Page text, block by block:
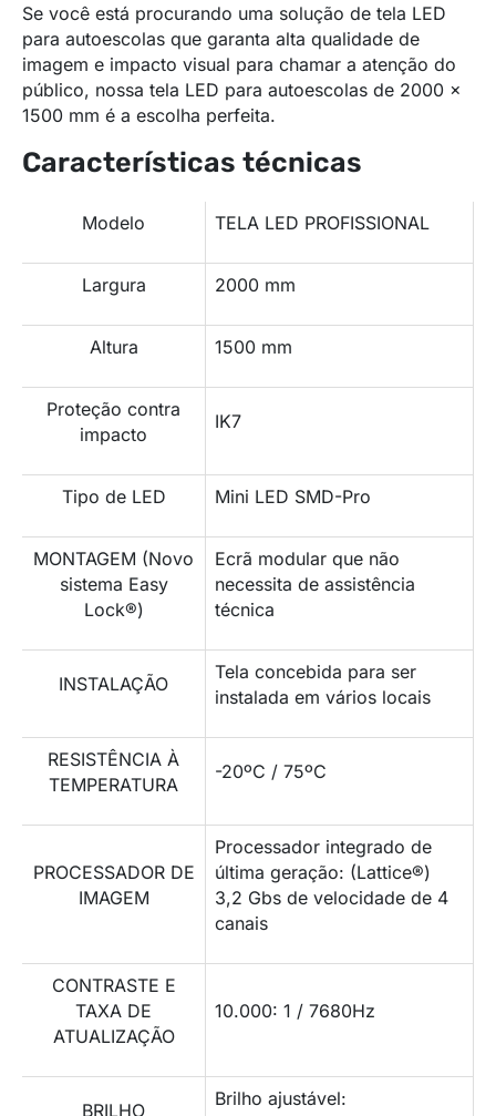
Se você está procurando uma solução de tela LED
para autoescolas que garanta alta qualidade de
imagem e impacto visual para chamar a atenção do
público, nossa tela LED para autoescolas de 2000 x
1500 mm é a escolha perfeita.
Características técnicas
Modelo TELA LED PROFISSIONAL
Largura 2000 mm
Altura 1500 mm
Proteção contra
impacto
IK7
Tipo de LED Mini LED SMD-Pro
MONTAGEM (Novo
sistema Easy
Lock®)
Ecrã modular que não
necessita de assistência
técnica
INSTALAÇÃO
Tela concebida para ser
instalada em vários locais
RESISTÊNCIA À
TEMPERATURA
-20ºC / 75ºC
PROCESSADOR DE
IMAGEM
Processador integrado de
última geração: (Lattice®)
3,2 Gbs de velocidade de 4
canais
CONTRASTE E
TAXA DE
ATUALIZAÇÃO
10.000: 1 / 7680Hz
BRILHO
Brilho ajustável: